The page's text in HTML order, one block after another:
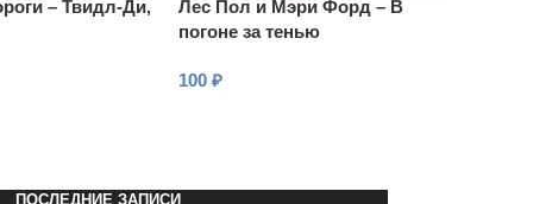
– Твидл-Ди,
Лес Пол и Мэри Форд – В
погоне за тенью
100 ₽
ПОСЛЕДНИЕ ЗАПИСИ